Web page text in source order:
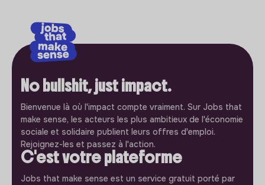
No bullshit, just impact.
Bienvenue là où l'impact compte vraiment. Sur Jobs that
make sense, les acteurs les plus ambitieux de l'économie
sociale et solidaire publient leurs offres d'emploi.
Rejoignez-les et passez à l'action.
C'est votre plateforme
Jobs that make sense est un service gratuit porté par